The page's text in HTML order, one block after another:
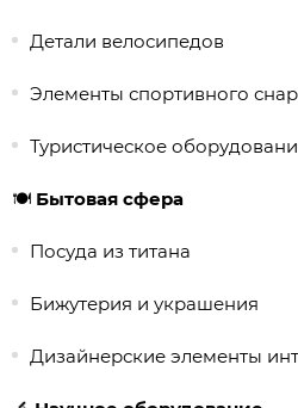
Детали велосипедов
Элементы спортивного
Туристическое
🍽️ Бытовая сфера
Посуда из титана
Бижутерия и украшения
Дизайнерские элементы